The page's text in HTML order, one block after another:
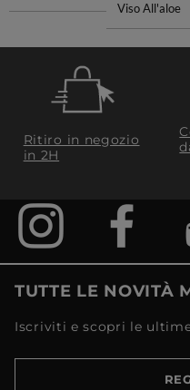
Viso All'aloe
Ritiro in negozio
in 2H
TUTTE LE NOVITÀ
Iscriviti e scopri le